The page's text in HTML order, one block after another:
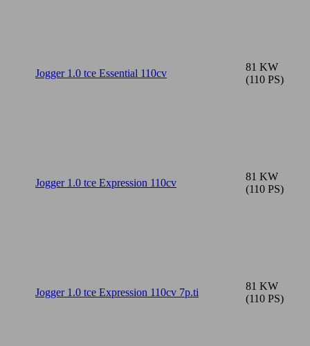
Jogger 1.0 tce Essential 110cv
81 KW
(110 PS)
Jogger 1.0 tce Expression 110cv
81 KW
(110 PS)
Jogger 1.0 tce Expression 110cv 7p.ti
81 KW
(110 PS)